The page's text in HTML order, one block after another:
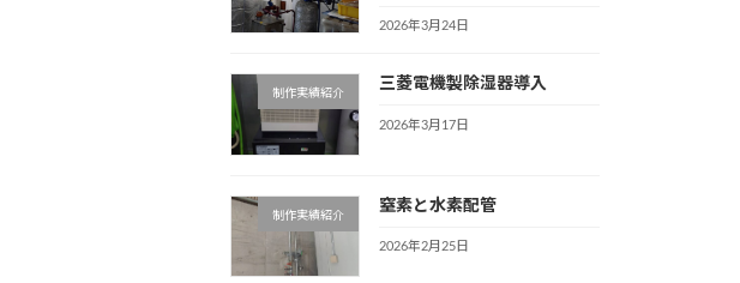
2026年3月24日
制作実績紹介
三菱電機製除湿器導入
2026年3月17日
制作実績紹介
窒素と水素配管
2026年2月25日